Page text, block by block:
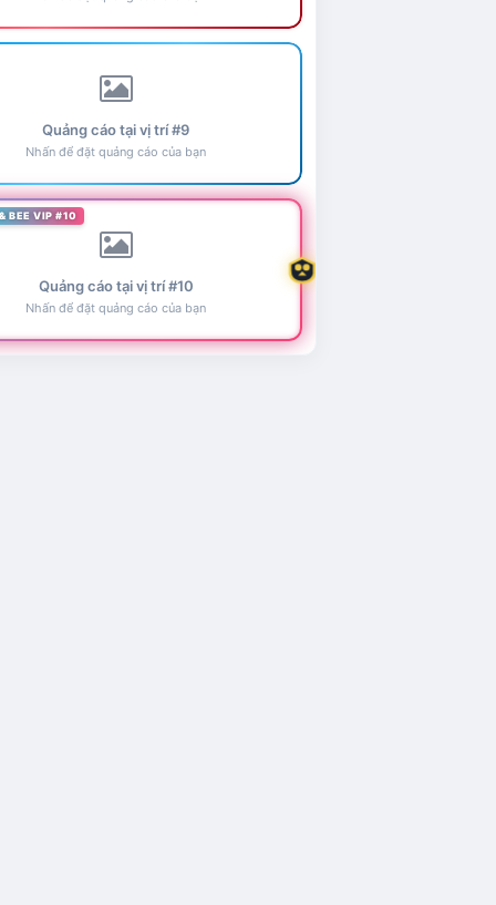
Quảng cáo tại vị trí #9
Nhấn để đặt quảng cáo của bạn
BEE VIP #10
Quảng cáo tại vị trí #10
Nhấn để đặt quảng cáo của bạn